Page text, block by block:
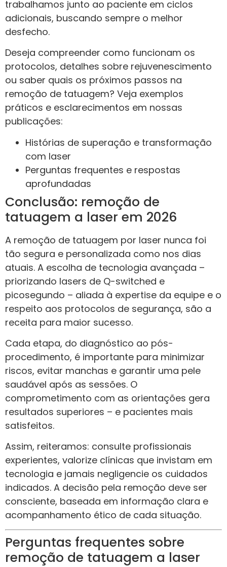
trabalhamos junto ao paciente em ciclos
adicionais, buscando sempre o melhor
desfecho.
Deseja compreender como funcionam os
protocolos, detalhes sobre rejuvenescimento
ou saber quais os próximos passos na
remoção de tatuagem? Veja exemplos
práticos e esclarecimentos em nossas
publicações:
Histórias de superação e transformação
com laser
Perguntas frequentes e respostas
aprofundadas
Conclusão: remoção de
tatuagem a laser em 2026
A remoção de tatuagem por laser nunca foi
tão segura e personalizada como nos dias
atuais. A escolha de tecnologia avançada –
priorizando lasers de Q-switched e
picosegundo – aliada à expertise da equipe e o
respeito aos protocolos de segurança, são a
receita para maior sucesso.
Cada etapa, do diagnóstico ao pós-
procedimento, é importante para minimizar
riscos, evitar manchas e garantir uma pele
saudável após as sessões. O
comprometimento com as orientações gera
resultados superiores – e pacientes mais
satisfeitos.
Assim, reiteramos: consulte profissionais
experientes, valorize clínicas que invistam em
tecnologia e jamais negligencie os cuidados
indicados. A decisão pela remoção deve ser
consciente, baseada em informação clara e
acompanhamento ético de cada situação.
Perguntas frequentes sobre
remoção de tatuagem a laser